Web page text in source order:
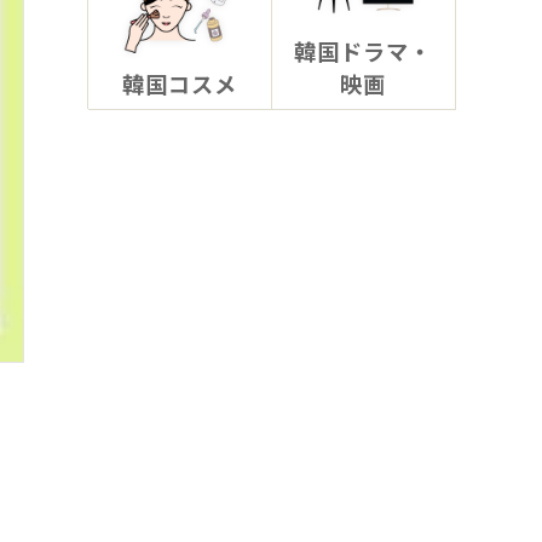
韓国コスメ
韓国ドラマ・
映画